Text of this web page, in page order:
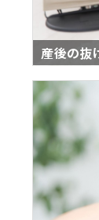
産後の抜